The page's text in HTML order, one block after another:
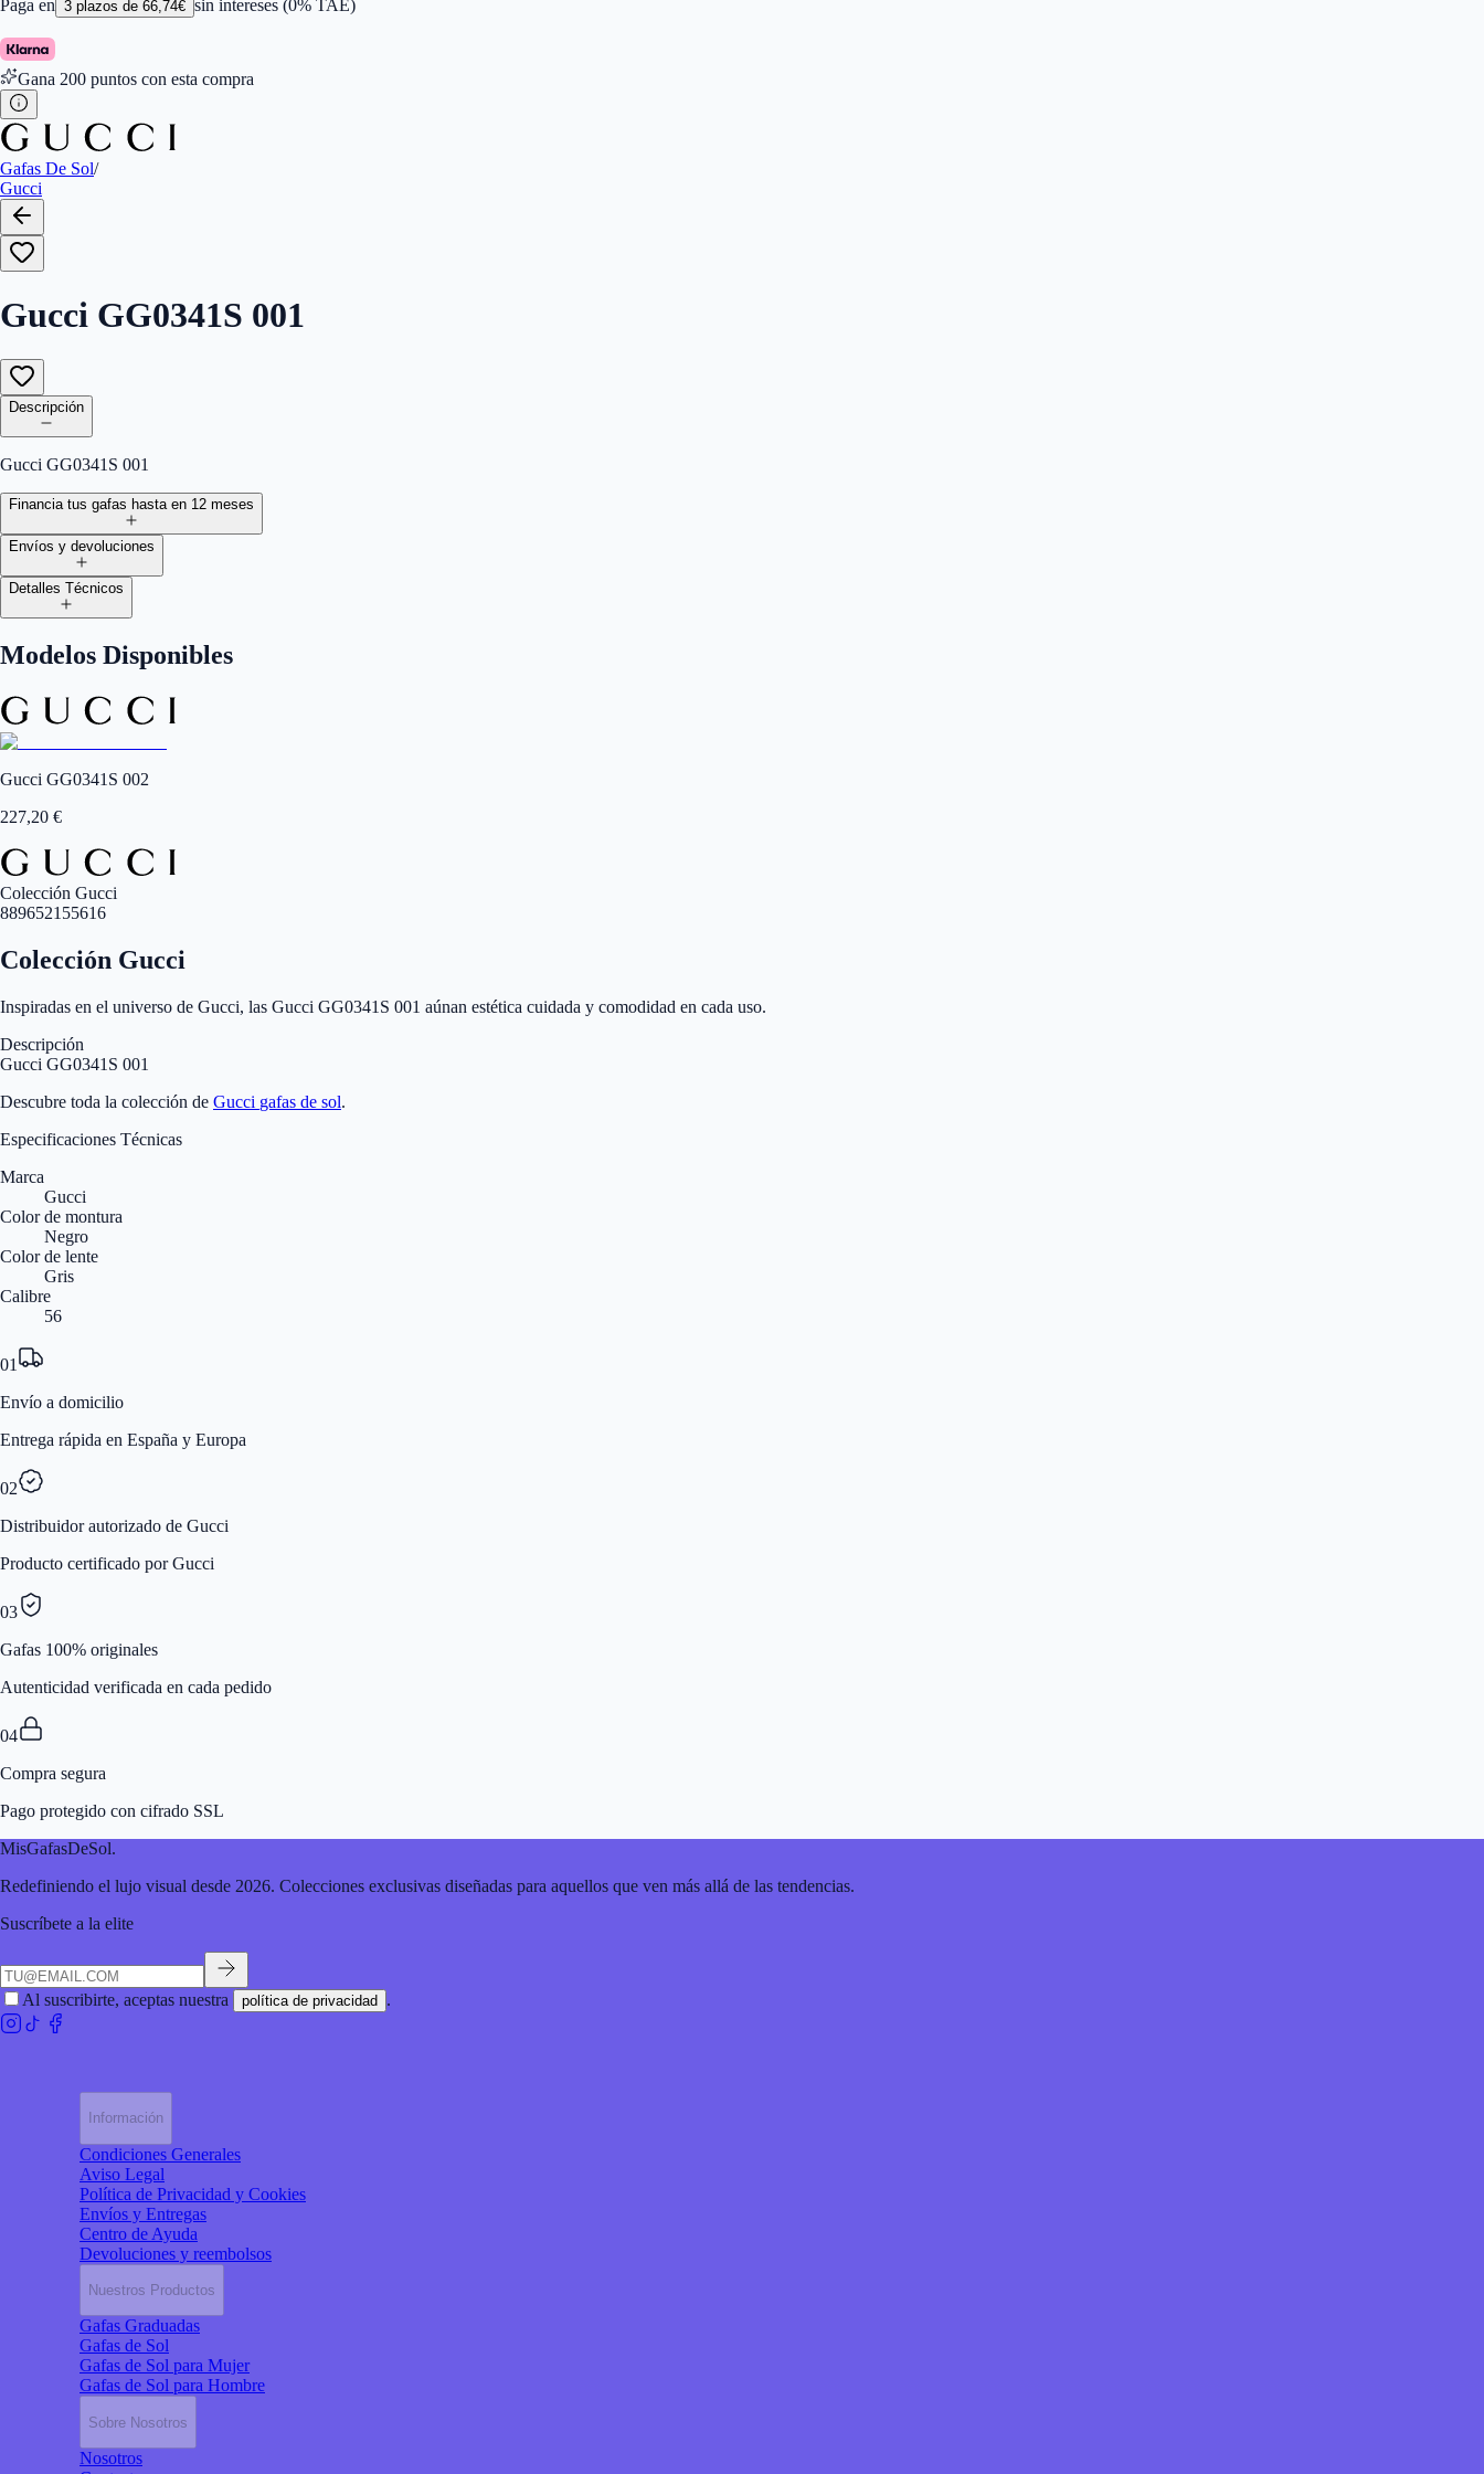
Color de Lentes:Gris
Familiar de colores de frontal
Paga en 3 plazos de 66,74€ sin intereses (0% TAE)
Gana 200 puntos con esta compra
Gafas De Sol/
Gucci
Gucci GG0341S 001
Descripción
Gucci GG0341S 001
Financia tus gafas hasta en 12 meses
Envíos y devoluciones
Detalles Técnicos
Modelos Disponibles
Gucci GG0341S 002
227,20 €
Colección Gucci
889652155616
Colección Gucci
Inspiradas en el universo de Gucci, las Gucci GG0341S 001 aúnan estética cuidada y comodidad en cada uso.
Descripción
Gucci GG0341S 001
Descubre toda la colección de Gucci gafas de sol.
Especificaciones Técnicas
Marca
Gucci
Color de montura
Negro
Color de lente
Gris
Calibre
56
01
Envío a domicilio
Entrega rápida en España y Europa
02
Distribuidor autorizado de Gucci
Producto certificado por Gucci
03
Gafas 100% originales
Autenticidad verificada en cada pedido
04
Compra segura
Pago protegido con cifrado SSL
MisGafasDeSol.
Redefiniendo el lujo visual desde 2026. Colecciones exclusivas diseñadas para aquellos que ven más allá de las tendencias.
Suscríbete a la elite
Al suscribirte, aceptas nuestra política de privacidad .
Información
Condiciones Generales
Aviso Legal
Política de Privacidad y Cookies
Envíos y Entregas
Centro de Ayuda
Devoluciones y reembolsos
Nuestros Productos
Gafas Graduadas
Gafas de Sol
Gafas de Sol para Mujer
Gafas de Sol para Hombre
Sobre Nosotros
Nosotros